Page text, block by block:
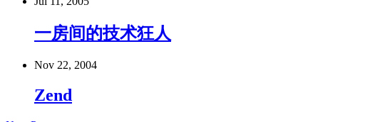
一房间的技术狂人
Nov 22, 2004
Zend